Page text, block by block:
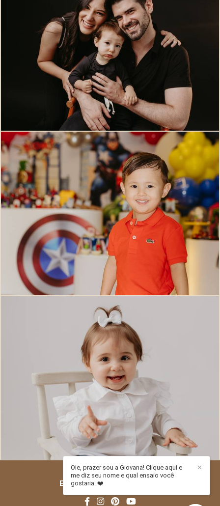
551 0
473 0
388 0
ESTÚDIO PITORI
✕
Oie, prazer sou a Giovana! Clique aqui e
me diz seu nome e qual ensaio você
gostaria. ❤️